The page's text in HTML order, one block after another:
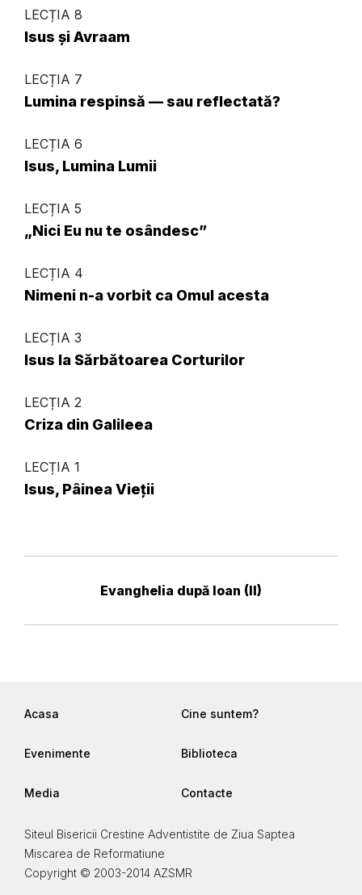
LECȚIA 8
Isus și Avraam
LECȚIA 7
Lumina respinsă — sau reflectată?
LECȚIA 6
Isus, Lumina Lumii
LECȚIA 5
„Nici Eu nu te osândesc”
LECȚIA 4
Nimeni n-a vorbit ca Omul acesta
LECȚIA 3
Isus la Sărbătoarea Corturilor
LECȚIA 2
Criza din Galileea
LECȚIA 1
Isus, Pâinea Vieții
Evanghelia după Ioan (II)
Acasa Cine suntem?
Evenimente Biblioteca
Media Contacte
Siteul Bisericii Crestine Adventistite de Ziua Saptea
Miscarea de Reformatiune
Copyright © 2003-2014 AZSMR